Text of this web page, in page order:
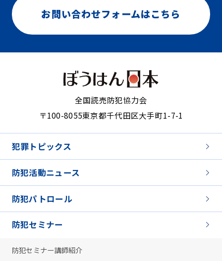
お問い合わせフォームはこちら
全国読売防犯協力会
〒100-8055東京都千代田区大手町1-7-1
犯罪トピックス
防犯活動ニュース
防犯パトロール
防犯セミナー
防犯セミナー講師紹介